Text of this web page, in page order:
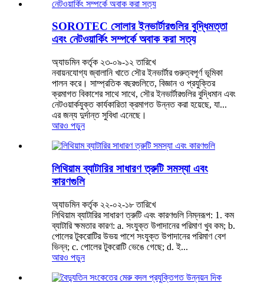
SOROTEC সোলার ইনভার্টারগুলির বুদ্ধিমত্তা
এবং নেটওয়ার্কিং সম্পর্কে অবাক করা সত্য
অ্যাডমিন কর্তৃক ২৩-০৯-১২ তারিখে
নবায়নযোগ্য জ্বালানি খাতে সৌর ইনভার্টার গুরুত্বপূর্ণ ভূমিকা
পালন করে। সাম্প্রতিক বছরগুলিতে, বিজ্ঞান ও প্রযুক্তির
ক্রমাগত বিকাশের সাথে সাথে, সৌর ইনভার্টারগুলির বুদ্ধিমান এবং
নেটওয়ার্কযুক্ত কার্যকারিতা ক্রমাগত উন্নত করা হয়েছে, যা...
এর জন্য দুর্দান্ত সুবিধা এনেছে।
আরও পড়ুন
লিথিয়াম ব্যাটারির সাধারণ ত্রুটি সমস্যা এবং
কারণগুলি
অ্যাডমিন কর্তৃক ২২-০২-১৮ তারিখে
লিথিয়াম ব্যাটারির সাধারণ ত্রুটি এবং কারণগুলি নিম্নরূপ: 1. কম
ব্যাটারি ক্ষমতার কারণ: a. সংযুক্ত উপাদানের পরিমাণ খুব কম; b.
পোলের টুকরোটির উভয় পাশে সংযুক্ত উপাদানের পরিমাণ বেশ
ভিন্ন; c. পোলের টুকরোটি ভেঙে গেছে; d. ই...
আরও পড়ুন